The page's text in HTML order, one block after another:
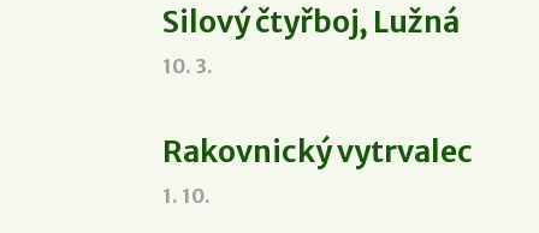
Silový čtyřboj, Lužná
10. 3.
Rakovnický vytrvalec
1. 10.